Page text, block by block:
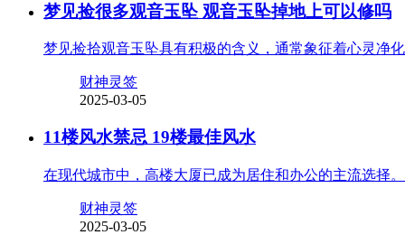
梦见捡很多观音玉坠 观音玉坠掉地上可以修吗
梦见捡拾观音玉坠具有积极的含义，通常象征着心灵净
财神灵签
2025-03-05
11楼风水禁忌 19楼最佳风水
在现代城市中，高楼大厦已成为居住和办公的主流选择
财神灵签
2025-03-05